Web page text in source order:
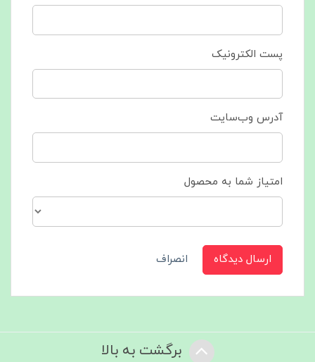
پست الکترونیک
آدرس وب‌سایت
امتیاز شما به محصول
ارسال دیدگاه انصراف
برگشت به بالا